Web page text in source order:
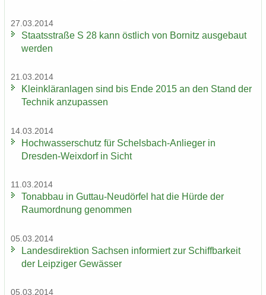
27.03.2014
Staats­stra­ße S 28 kann öst­lich von Bor­nitz aus­ge­baut
wer­den
21.03.2014
Klein­klär­an­la­gen sind bis Ende 2015 an den Stand der
Tech­nik an­zu­pas­sen
14.03.2014
Hoch­was­ser­schutz für Schelsbach-​Anlieger in
Dresden-​Weixdorf in Sicht
11.03.2014
Ton­ab­bau in Guttau-​Neudörfel hat die Hürde der
Raum­ord­nung ge­nom­men
05.03.2014
Lan­des­di­rek­ti­on Sach­sen in­for­miert zur Schiff­bar­keit
der Leip­zi­ger Ge­wäs­ser
05.03.2014